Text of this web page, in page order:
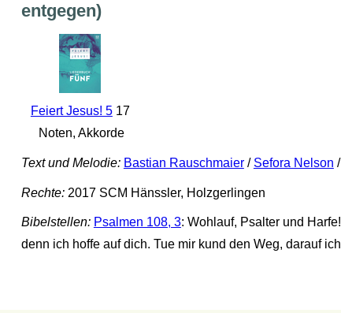
entgegen)
Feiert Jesus! 517
Noten, Akkorde
Text und Melodie: Bastian Rauschmaier/ Sefora Nelson /
Rechte:2017 SCM Hänssler, Holzgerlingen
Bibelstellen: Psalmen 108, 3: Wohlauf, Psalter und
denn ich hoffe auf dich. Tue mir kund den Weg, darauf